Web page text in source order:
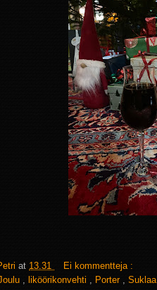
at 13.31
Ei kommentteja :
liköörikonvehti Porter Suklaa